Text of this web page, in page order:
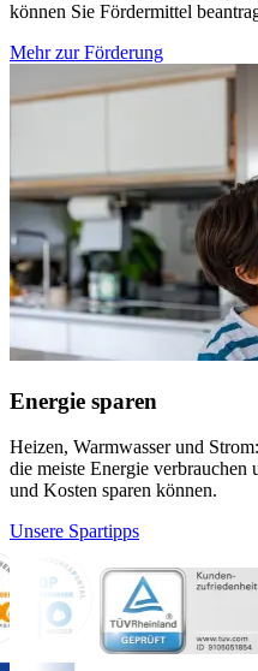
können Sie Fördermittel
Mehr zur Förderung
Energie sparen
Heizen, Warmwasser und
die meiste Energie verbrauchen
und Kosten sparen können.
Unsere Spartipps